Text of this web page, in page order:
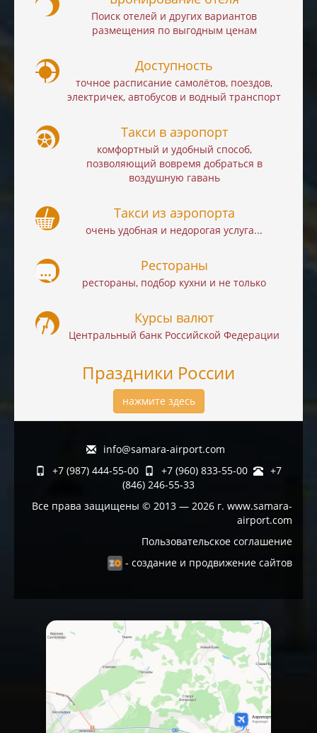
Поиск отелей и других вариантов
размещения по выгодным ценам
Доступность
точное расписание самолётов, поездов,
электричек, автобусов и водный транспорт
Такси в аэропорт
комфортный и удобный способ,
позволяющий вовремя добраться в
воздушную гавань
Такси из аэропорта
очень удобная и недорогая услуга...
Рестораны
рестораны, подбор кухни и не только
Курсы валют
Центральный банк Российской Федерации
Праздники России
нажмите здесь
info@samara-airport.com
+7 (987) 444-55-00
+7 (960) 833-55-00
+7
(846) 246-55-33
Все права защищены © 2013 — 2026 г. www.samara-
airport.com
Пользовательское соглашение
- создание и продвижение сайтов